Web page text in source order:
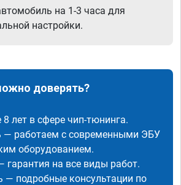
на 1-3 часа для
настройки.
доверять?
лет в сфере чип-тюнинга.
— работаем с современными ЭБУ
оборудованием.
гарантия на все виды работ.
— подробные консультации по